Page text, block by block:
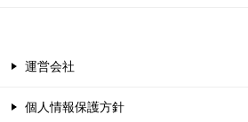
運営会社
個人情報保護方針